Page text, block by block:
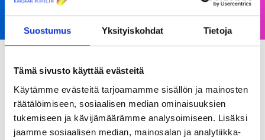
Suostumus Yksityiskohdat Tietoja
Tämä sivusto käyttää evästeitä
Käytämme evästeitä tarjoamamme sisällön ja mainosten
räätälöimiseen, sosiaalisen median ominaisuuksien
tukemiseen ja kävijämäärämme analysoimiseen. Lisäksi
jaamme sosiaalisen median, mainosalan ja analytiikka-
Tarkista kuitusaatavuus
Hyötyä ja hupia täydellä
nopeudella